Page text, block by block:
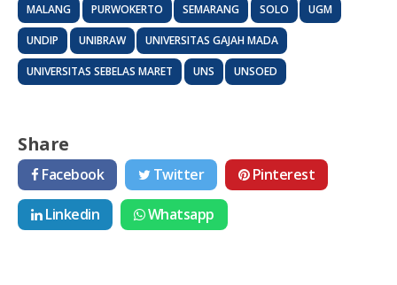
MALANG PURWOKERTO SEMARANG SOLO UGM
UNDIP UNIBRAW UNIVERSITAS GAJAH MADA
UNIVERSITAS SEBELAS MARET UNS UNSOED
Share
Facebook Twitter Pinterest
Linkedin Whatsapp